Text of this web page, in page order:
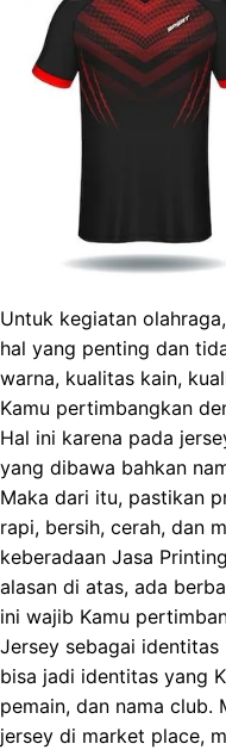
Untuk kegiatan
hal yang penting dan
warna, kualitas kain,
Kamu pertimbangkan
Hal ini karena pada
yang dibawa bahkan
Maka dari itu, pastikan
rapi, bersih, cerah, dan
keberadaan Jasa
alasan di atas, ada
ini wajib Kamu
Jersey sebagai
bisa jadi identitas yang
pemain, dan nama club.
jersey di market place,